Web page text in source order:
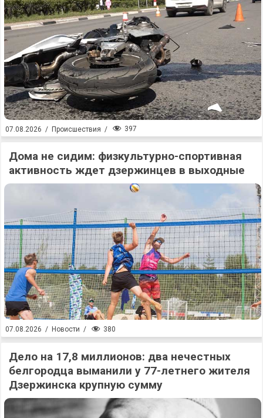
07.08.2026 / Происшествия / 397
Дома не сидим: физкультурно-спортивная
активность ждет дзержинцев в выходные
07.08.2026 / Новости / 380
Дело на 17,8 миллионов: два нечестных
белгородца выманили у 77-летнего жителя
Дзержинска крупную сумму